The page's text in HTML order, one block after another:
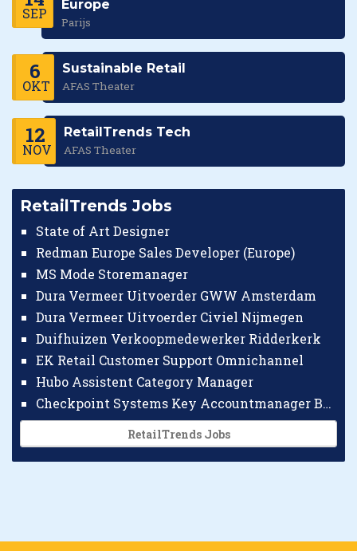
SEP
Europe
Parijs
6
OKT
Sustainable Retail
AFAS Theater
12
NOV
RetailTrends Tech
AFAS Theater
RetailTrends Jobs
State of Art Designer
Redman Europe Sales Developer (Europe)
MS Mode Storemanager
Dura Vermeer Uitvoerder GWW Amsterdam
Dura Vermeer Uitvoerder Civiel Nijmegen
Duifhuizen Verkoopmedewerker Ridderkerk
EK Retail Customer Support Omnichannel
Hubo Assistent Category Manager
Checkpoint Systems Key Accountmanager Benelux
RetailTrends Jobs